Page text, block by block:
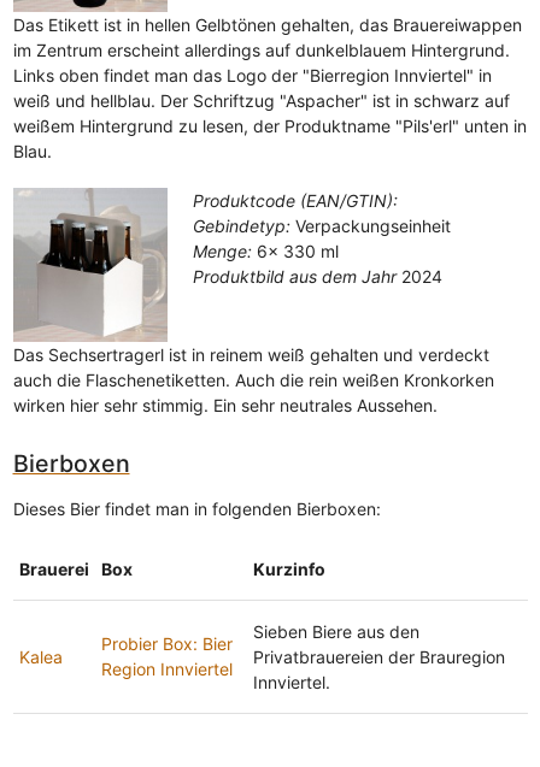
Das Etikett ist in hellen Gelbtönen gehalten, das Brauereiwappen
im Zentrum erscheint allerdings auf dunkelblauem Hintergrund.
Links oben findet man das Logo der "Bierregion Innviertel" in
weiß und hellblau. Der Schriftzug "Aspacher" ist in schwarz auf
weißem Hintergrund zu lesen, der Produktname "Pils'erl" unten in
Blau.
Produktcode (EAN/GTIN):
Gebindetyp: Verpackungseinheit
Menge:6x 330 ml
Produktbild aus dem Jahr 2024
Das Sechsertragerl ist in reinem weiß gehalten und verdeckt
auch die Flaschenetiketten. Auch die rein weißen Kronkorken
wirken hier sehr stimmig. Ein sehr neutrales Aussehen.
Bierboxen
Dieses Bier findet man in folgenden Bierboxen:
Brauerei Box Kurzinfo
Kalea
Probier Box: Bier
Region Innviertel
Sieben Biere aus den
Privatbrauereien der Brauregion
Innviertel.